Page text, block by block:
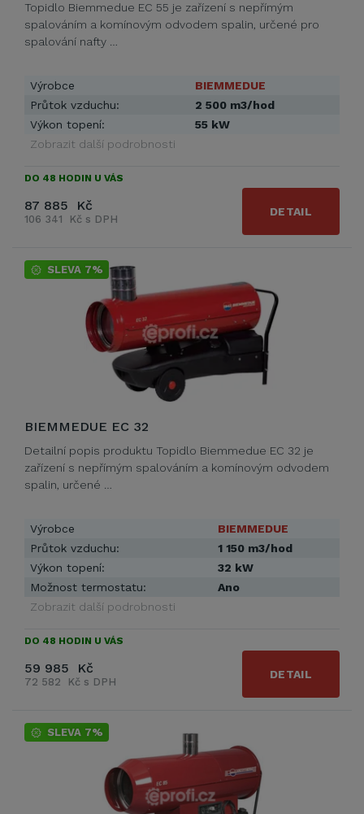
Topidlo Biemmedue EC 55 je zařízení s nepřímým
spalováním a komínovým odvodem spalin, určené pro
spalování nafty …
Výrobce
BIEMMEDUE
Průtok vzduchu:
2 500 m3/hod
Výkon topení:
55 kW
Zobrazit další podrobnosti
DO 48 HODIN U VÁS
87 885 Kč
106 341 Kč s DPH
DETAIL
SLEVA 7%
BIEMMEDUE EC 32
Detailní popis produktu Topidlo Biemmedue EC 32 je
zařízení s nepřímým spalováním a komínovým odvodem
spalin, určené …
Výrobce
BIEMMEDUE
Průtok vzduchu:
1 150 m3/hod
Výkon topení:
32 kW
Možnost termostatu:
Ano
Zobrazit další podrobnosti
DO 48 HODIN U VÁS
59 985 Kč
72 582 Kč s DPH
DETAIL
SLEVA 7%